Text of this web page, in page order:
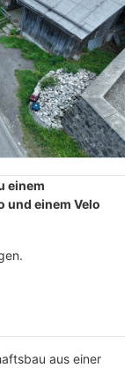
einem
und einem Velo